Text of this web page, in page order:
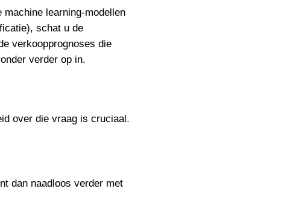
learning-modellen
schat u de
verkoopprognoses die
verder op in.
over die vraag is cruciaal.
dan naadloos verder met